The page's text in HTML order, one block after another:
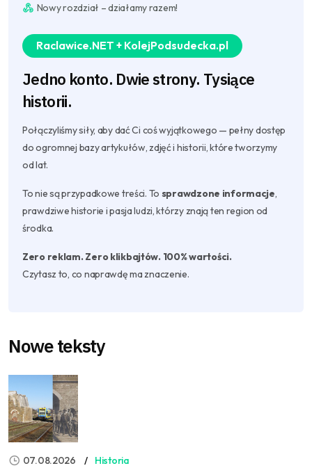
Nowy rozdział – działamy razem!
Raclawice.NET + KolejPodsudecka.pl
Jedno konto. Dwie strony. Tysiące
historii.
Połączyliśmy siły, aby dać Ci coś wyjątkowego — pełny dostęp
do ogromnej bazy artykułów, zdjęć i historii, które tworzymy
od lat.
To nie są przypadkowe treści. To sprawdzone informacje,
prawdziwe historie i pasja ludzi, którzy znają ten region od
środka.
Zero reklam. Zero klikbajtów. 100% wartości.
Czytasz to, co naprawdę ma znaczenie.
Nowe teksty
07.08.2026 Historia